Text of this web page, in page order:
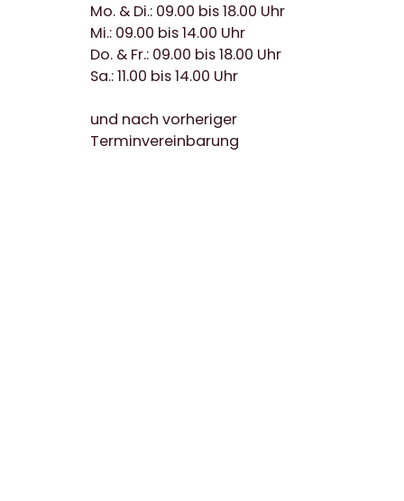
Mo. & Di.: 09.00 bis 18.00 Uhr
Mi.: 09.00 bis 14.00 Uhr
Do. & Fr.: 09.00 bis 18.00 Uhr
Sa.: 11.00 bis 14.00 Uhr
und nach vorheriger
Terminvereinbarung